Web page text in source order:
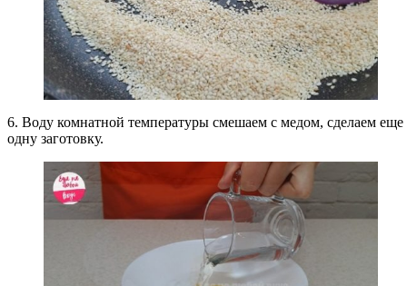
6. Воду комнатной температуры смешаем с медом, сделаем еще
одну заготовку.